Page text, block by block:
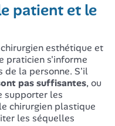
patient et le
esthétique et
praticien s'informe
de la personne. S'il
pas suffisantes, ou
supporter les
chirurgien plastique
les séquelles